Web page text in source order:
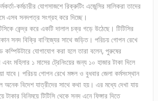
কর্মচারীর যোগসাজশে রিক্রুটিং এজেন্সির মালিকরা তাদের
এসব সনদপত্র সংগ্রহ করে দিচ্ছে।
কেন্দ্র করে একটি দালাল চক্র গড়ে উঠেছে। টিটিসির
সনদ বিক্রি বাণিজ্যের সাথে জড়িত। পরিচয় গোপন রেখে
কম্পিউটারে যোগাযোগ করা হলে তারা বলেন, পুরুষের
মহিলার ১ মাসের ট্রেনিংয়ের জন্য ১০ হাজার টাকা দিলে
যাবে। পরিচয় গোপন রেখে মঙ্গল ও বুধবার জেলা কর্মসংস্থান
বিদেশ যাত্রীদের সাথে কথা হয়। এর মধ্যে দেখা যায়
টাকার বিনিময়ে টিটিসি থেকে সনদ এনে ফিঙ্গার দিতে